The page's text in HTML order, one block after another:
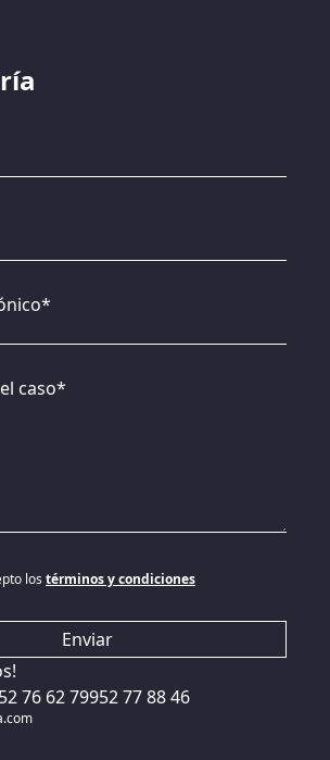
caso*
los términos y condiciones
76 62 79952 77 88 46